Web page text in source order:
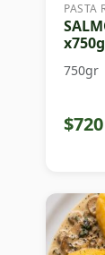
PASTA
750gr
$720